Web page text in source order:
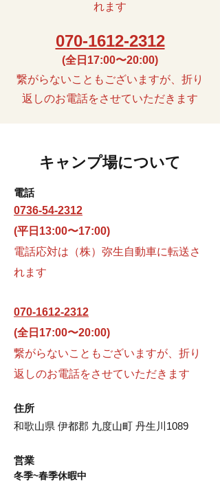
れます
070-1612-2312
(​全日17:00〜20:00)
繋がらないこともございますが、折り
返しのお電話をさせていただきます
キャンプ場について
​​電話
0736-54-2312
(平日13:00〜17:00)
電話応対は（株）弥生自動車に転送さ
れます
070-1612-2312
(全日17:00〜20:00)
​繋がらないこともございますが、折り
返しのお電話をさせていただきます
​​住所
和歌山県 伊都郡 九度山町 丹生川1089
営業
冬季~春季休暇中